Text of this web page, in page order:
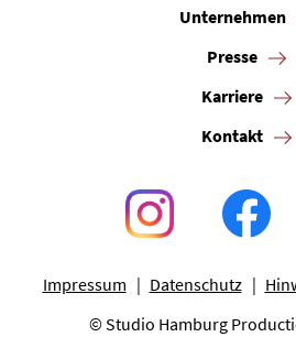
Unternehmen
Presse
Karriere
Kontakt
Impressum Datenschutz
© Studio Hamburg